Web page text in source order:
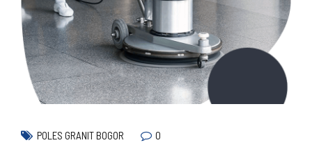
POLES GRANIT BOGOR 0